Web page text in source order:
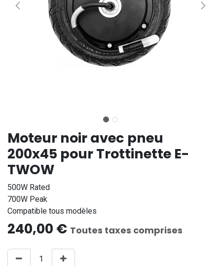
Moteur noir avec pneu
200x45 pour Trottinette E-
TWOW
500W Rated
700W Peak
Compatible tous modèles
240,00 € Toutes taxes comprises